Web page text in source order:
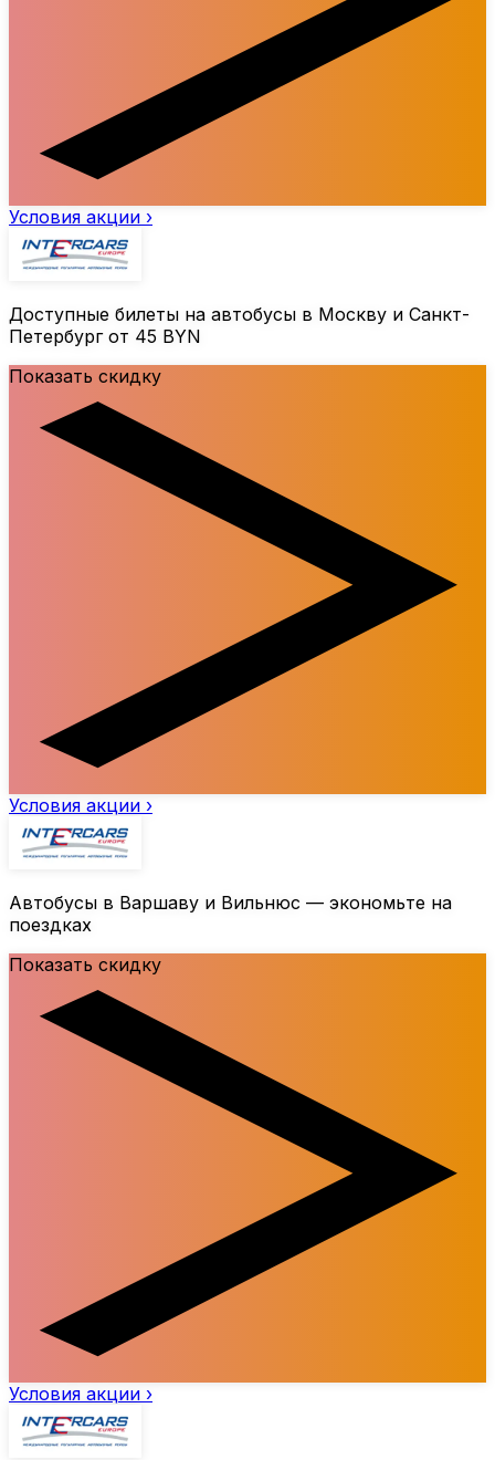
Условия акции ›
Доступные билеты на автобусы в Москву и Санкт-
Петербург от 45 BYN
Показать скидку
Условия акции ›
Автобусы в Варшаву и Вильнюс — экономьте на
поездках
Показать скидку
Условия акции ›